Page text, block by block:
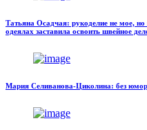
Татьяна Осадчая: рукоделие не мое,
одеялах заставила освоить швейное
Мария Селиванова-Циколина: без